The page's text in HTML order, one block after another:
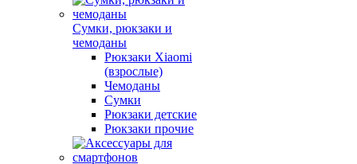
Сумки, рюкзаки и
чемоданы
Рюкзаки Xiaomi
(взрослые)
Чемоданы
Сумки
Рюкзаки детские
Рюкзаки прочие